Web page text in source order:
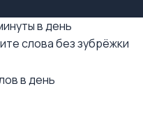
в день
слова без зубрёжки
в день